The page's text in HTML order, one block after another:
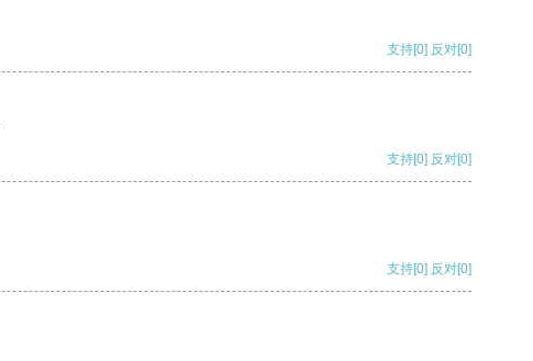
支持[0] 反对[0]
支持[0] 反对[0]
支持[0] 反对[0]